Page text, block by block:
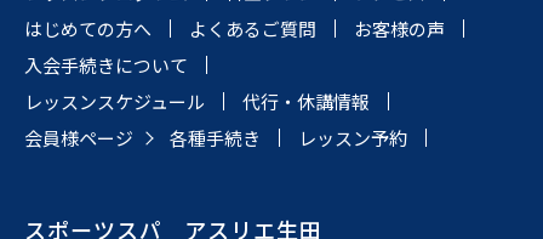
はじめての方へ
よくあるご質問
お客様の声
入会手続きについて
レッスンスケジュール
代行・休講情報
会員様ページ
各種手続き レッスン予約
スポーツスパ アスリエ生田